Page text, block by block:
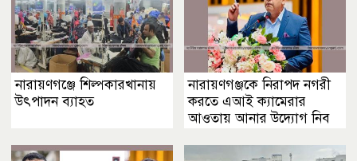
নারায়ণগঞ্জে শিল্পকারখানায়
উৎপাদন ব্যাহত
নারায়ণগঞ্জকে নিরাপদ নগরী
করতে এআই ক্যামেরার
আওতায় আনার উদ্যোগ নিব